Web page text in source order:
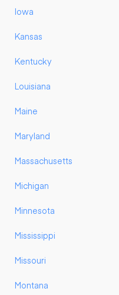
Iowa
Kansas
Kentucky
Louisiana
Maine
Maryland
Massachusetts
Michigan
Minnesota
Mississippi
Missouri
Montana